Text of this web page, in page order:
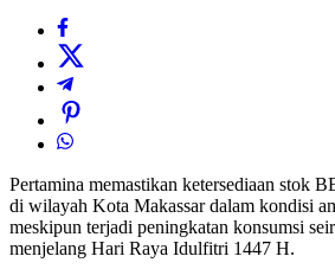
Pertamina memastikan ketersediaan stok
di wilayah Kota Makassar dalam kondisi
meskipun terjadi peningkatan konsumsi
menjelang Hari Raya Idulfitri 1447 H.